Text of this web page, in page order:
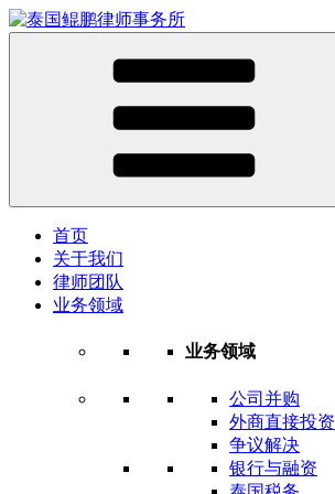
首页
关于我们
律师团队
业务领域
业务领域
公司并购
外商直接投资
争议解决
银行与融资